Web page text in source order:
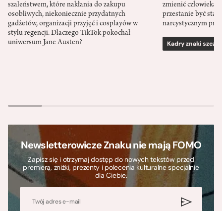
szaleństwem, które nakłania do zakupu
osobliwych, niekoniecznie przydatnych
gadżetów, organizacji przyjęć i cosplayów w
stylu regencji. Dlaczego TikTok pokochał
uniwersum Jane Austen?
zmienić człowieka
przestanie być
narcystycznym
Kadry znaki
Newsletterowicze Znaku nie mają FOMO
Zapisz się i otrzymaj dostęp do nowych tekstów przed
premierą, zniżki, prezenty i polecenia kulturalne specjalnie
dla Ciebie.